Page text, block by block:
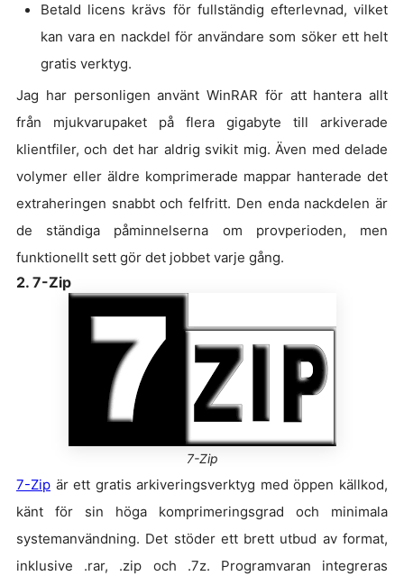
Betald licens krävs för fullständig efterlevnad, vilket
kan vara en nackdel för användare som söker ett helt
gratis verktyg.
Jag har personligen använt WinRAR för att hantera allt
från mjukvarupaket på flera gigabyte till arkiverade
klientfiler, och det har aldrig svikit mig. Även med delade
volymer eller äldre komprimerade mappar hanterade det
extraheringen snabbt och felfritt. Den enda nackdelen är
de ständiga påminnelserna om provperioden, men
funktionellt sett gör det jobbet varje gång.
2. 7-Zip
7-Zip
7-Zip är ett gratis arkiveringsverktyg med öppen källkod,
känt för sin höga komprimeringsgrad och minimala
systemanvändning. Det stöder ett brett utbud av format,
inklusive .rar, .zip och .7z. Programvaran integreras